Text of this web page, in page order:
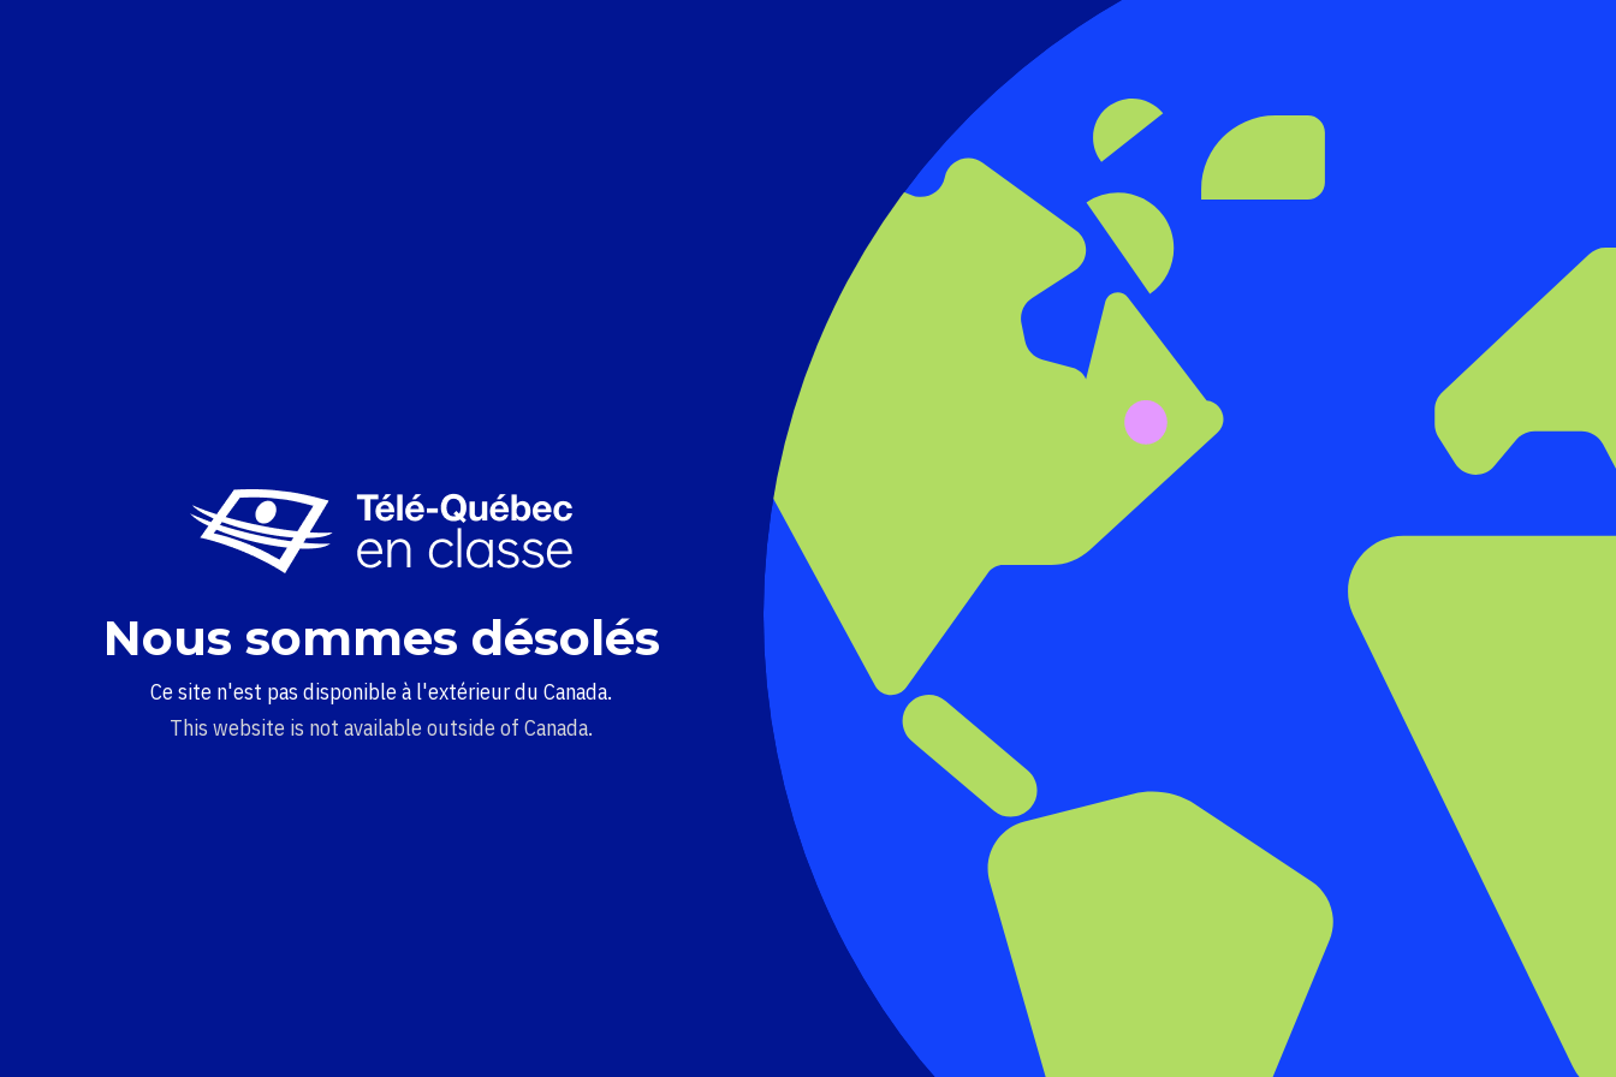
Nous sommes désolés
Ce site n'est pas disponible à l'extérieur du Canada.
This website is not available outside of Canada.